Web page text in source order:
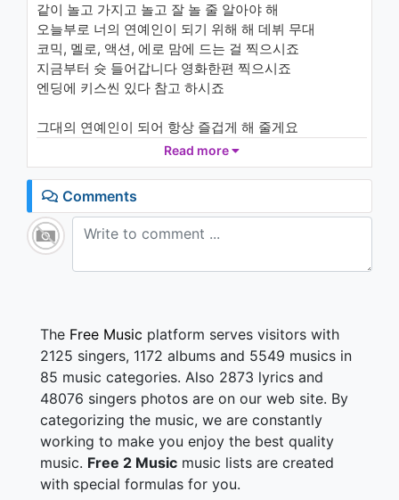
03:10
1K - 7 years ago
04:36
Dress - Painting school(미술학
Byung un) (Director's Cut)
1.2K - 7 years ago
같이 놀고 가지고 놀고 잘 놀 줄 알아야 해
오늘부로 너의 연예인이 되기 위해 해 데뷔 무대
코믹, 멜로, 액션, 에로 맘에 드는 걸 찍으시죠
지금부터 슛 들어갑니다 영화한편 찍으시죠
엔딩에 키스씬 있다 참고 하시죠
그대의 연예인이 되어 항상 즐겁게 해 줄게요
연기와 노래 코메디까지 다 해줄게
그대의 연예인이 되어 평생을 웃게 해 줄게요
언제나 처음 같은 마음으로
너를 슬프게 하는 사람 누구야
우는 모습도 이뻐 뭐야 왜 우는데그러자 그녀가 웃는데
리듬 타고플땐 힙합 힙힙힙합
하늘 높이 뛰고플땐 락엔롤
그대의 연예인이 되어 항상 즐겁게 해 줄게요
연기와 노래 코메디까지 다 해줄게
그대의 연예인이 되어 평생을 웃게 해 줄게요
언제나 처음 같은 마음으로
Read more
Comments
The Free Music platform serves visitors with
2125 singers, 1172 albums and 5549 musics in
85 music categories. Also 2873 lyrics and
48076 singers photos are on our web site. By
categorizing the music, we are constantly
working to make you enjoy the best quality
music. Free 2 Music music lists are created
with special formulas for you.